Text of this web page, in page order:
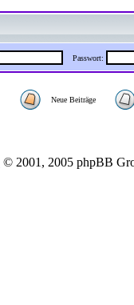
Passwort:
Neue Beiträge
© 2001, 2005 phpBB